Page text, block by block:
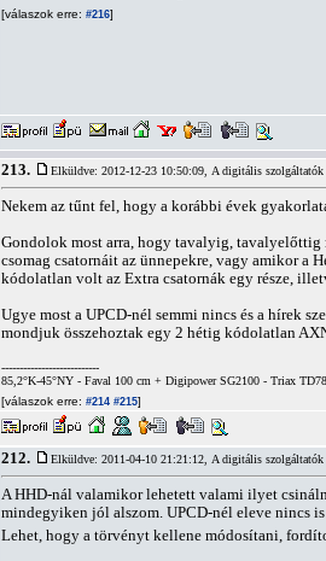
[válaszok erre: #216]
213. Elküldve: 2012-12-23 10:50:09, A digitális szolgáltatók
Nekem az tűnt fel, hogy a korábbi évek
Gondolok most arra, hogy tavalyig,
csomag csatornáit az ünnepekre, vagy amikor
kódolatlan volt az Extra csatornák egy része,
Ugye most a UPCD-nél semmi nincs és a hírek
mondjuk összehoztak egy 2 hétig kódolatlan
---------------------------
85,2°K-45°NY - Faval 100 cm + Digipower SG2100 - Triax
[válaszok erre: #214 #215]
212. Elküldve: 2011-04-10 21:21:12, A digitális szolgáltatók
A HHD-nál valamikor lehetett valami ilyet
mindegyiken jól alszom. UPCD-nél eleve nincs
Lehet, hogy a törvényt kellene módosítani,